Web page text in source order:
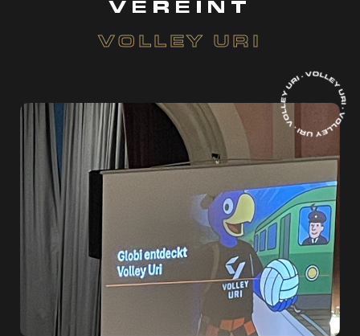
VEREINT
VOLLEY URI